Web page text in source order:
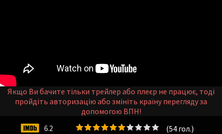
(54 гол.)
6.2
Якщо Ви бачите тільки трейлер або плеєр не працює, тоді
пройдіть авторизацію або змініть країну перегляду за
допомогою ВПН!